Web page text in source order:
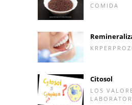
COMIDA
Citosol
LOS